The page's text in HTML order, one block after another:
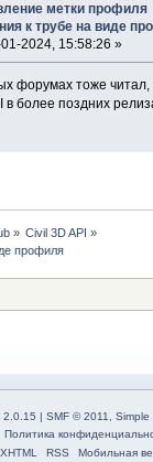
метки профиля
к трубе на виде
2024, 15:58:26 »
форумах тоже
в более поздних
» Civil 3D API »
профиля
2.0.15 | SMF © 2011
Simple
Политика
XHTML
RSS Мобильная